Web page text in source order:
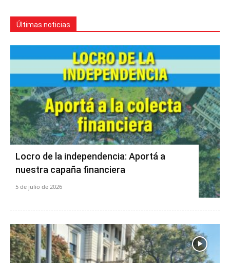
Últimas noticias
Locro de la independencia: Aportá a
nuestra capaña financiera
5 de julio de 2026